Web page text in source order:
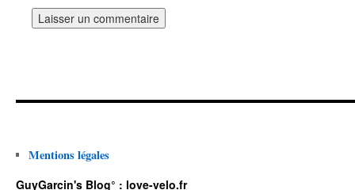
Mentions légales
GuyGarcin's Blog° : love-velo.fr